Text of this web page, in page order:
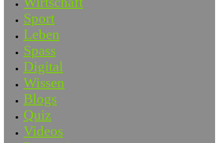
Sport
Leben
Spass
Digital
Wissen
Blogs
Quiz
Videos